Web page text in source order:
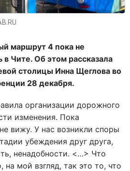
маршрут 4 пока не
в Чите. Об этом рассказала
столицы Инна Щеглова во
28 декабря.
организации дорожного
изменения. Пока
вижу. У нас возникли споры
убеждения друг друга,
ненадобности. <…> Что
на мой взгляд, так это то, что